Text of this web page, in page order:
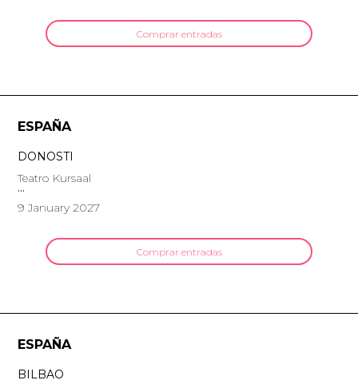
Comprar entradas
ESPAÑA
DONOSTI
Teatro Kursaal
9 January 2027
Comprar entradas
ESPAÑA
BILBAO